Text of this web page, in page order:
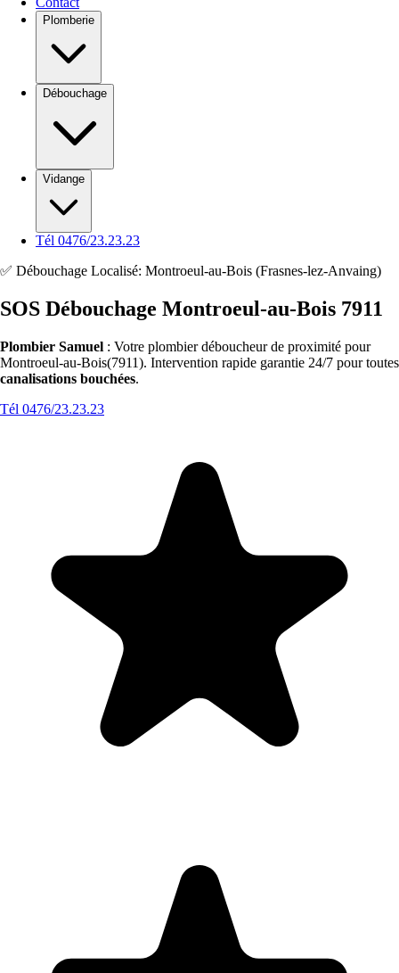
Plomberie
Débouchage
Vidange
Tél 0476/23.23.23
✅ Débouchage Localisé: Montroeul-au-Bois (Frasnes-lez-Anvaing)
SOS Débouchage Montroeul-au-Bois 7911
Plombier Samuel : Votre plombier déboucheur de proximité pour
Montroeul-au-Bois(7911). Intervention rapide garantie 24/7 pour toutes
canalisations bouchées.
Tél 0476/23.23.23